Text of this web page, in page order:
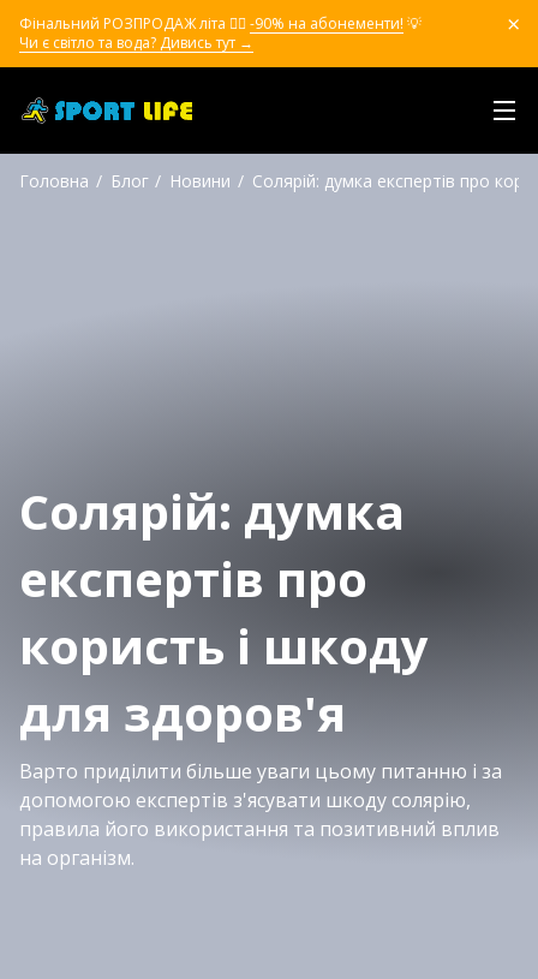
Фінальний РОЗПРОДАЖ літа ❤️‍🔥 -90% на абонементи! 💡
Чи є світло та вода? Дивись тут →
Головна Блог Новини Солярій: думка експертів про
Солярій: думка
експертів про
користь і шкоду
для здоров'я
Варто приділити більше уваги цьому питанню і за
допомогою експертів з'ясувати шкоду солярію,
правила його використання та позитивний вплив
на організм.